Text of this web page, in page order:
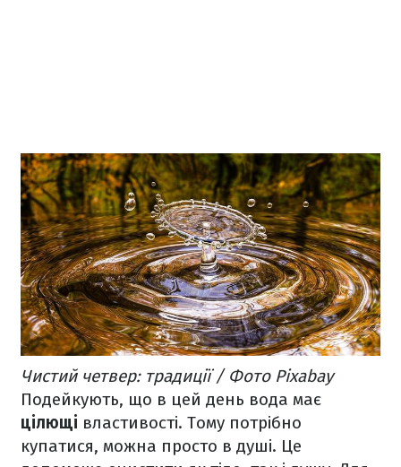
Чистий четвер: традиції / Фото Pixabay
Подейкують, що в цей день вода має
цілющі властивості. Тому потрібно
купатися, можна просто в душі. Це